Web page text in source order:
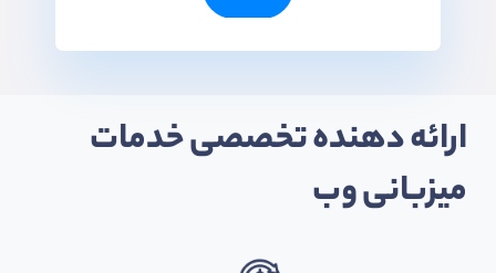
ارائه دهنده تخصصی خدمات
میزبانی وب